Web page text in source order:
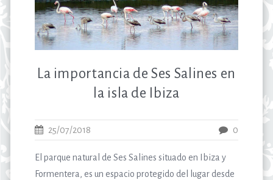
La importancia de Ses Salines en
la isla de Ibiza
25/07/2018 0
El parque natural de Ses Salines situado en Ibiza y
Formentera, es un espacio protegido del lugar desde